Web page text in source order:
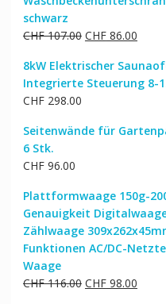
war:
ist:
schwarz
CHF107.00 Ursprünglicher
war:
CHF 107.00
CHF86.00
ist:
CHF
8kW Elektrischer
Integrierte Steuerung 8-
CHF298.00
Seitenwände für
6 Stk.
CHF96.00
Plattformwaage 150g-
Genauigkeit
Zählwaage
Funktionen AC/DC-
Waage
CHF116.00 Ursprünglicher
CHF98.00